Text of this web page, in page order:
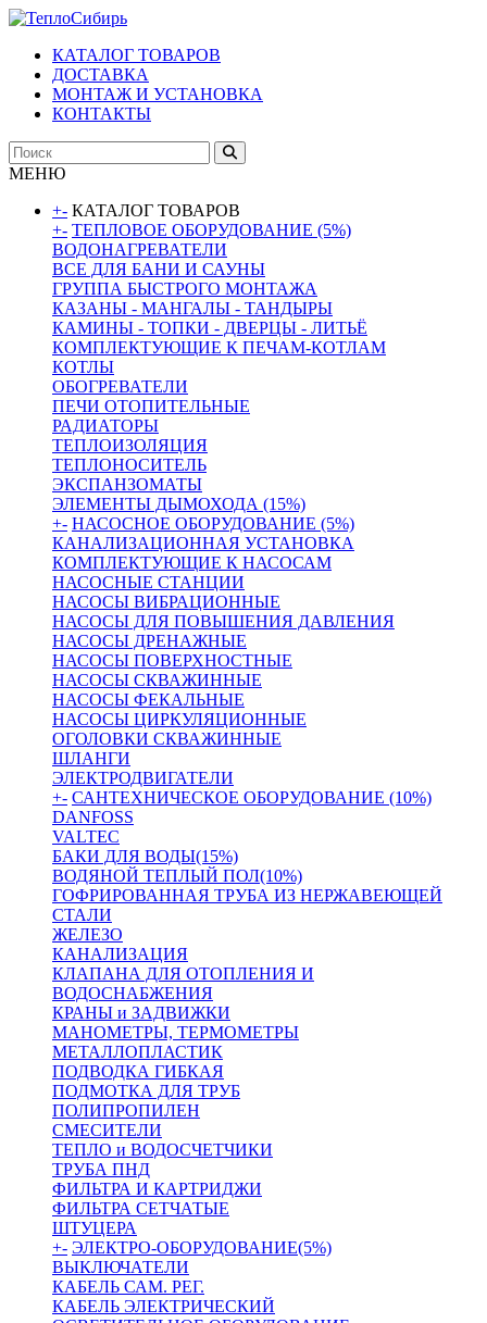
КАТАЛОГ ТОВАРОВ
ДОСТАВКА
МОНТАЖ И УСТАНОВКА
КОНТАКТЫ
МЕНЮ
+- КАТАЛОГ ТОВАРОВ
+- ТЕПЛОВОЕ ОБОРУДОВАНИЕ (5%)
ВОДОНАГРЕВАТЕЛИ
ВСЕ ДЛЯ БАНИ И САУНЫ
ГРУППА БЫСТРОГО МОНТАЖА
КАЗАНЫ - МАНГАЛЫ - ТАНДЫРЫ
КАМИНЫ - ТОПКИ - ДВЕРЦЫ - ЛИТЬЁ
КОМПЛЕКТУЮЩИЕ К ПЕЧАМ-КОТЛАМ
КОТЛЫ
ОБОГРЕВАТЕЛИ
ПЕЧИ ОТОПИТЕЛЬНЫЕ
РАДИАТОРЫ
ТЕПЛОИЗОЛЯЦИЯ
ТЕПЛОНОСИТЕЛЬ
ЭКСПАНЗОМАТЫ
ЭЛЕМЕНТЫ ДЫМОХОДА (15%)
+- НАСОСНОЕ ОБОРУДОВАНИЕ (5%)
КАНАЛИЗАЦИОННАЯ УСТАНОВКА
КОМПЛЕКТУЮЩИЕ К НАСОСАМ
НАСОСНЫЕ СТАНЦИИ
НАСОСЫ ВИБРАЦИОННЫЕ
НАСОСЫ ДЛЯ ПОВЫШЕНИЯ ДАВЛЕНИЯ
НАСОСЫ ДРЕНАЖНЫЕ
НАСОСЫ ПОВЕРХНОСТНЫЕ
НАСОСЫ СКВАЖИННЫЕ
НАСОСЫ ФЕКАЛЬНЫЕ
НАСОСЫ ЦИРКУЛЯЦИОННЫЕ
ОГОЛОВКИ СКВАЖИННЫЕ
ШЛАНГИ
ЭЛЕКТРОДВИГАТЕЛИ
+- САНТЕХНИЧЕСКОЕ ОБОРУДОВАНИЕ (10%)
DANFOSS
VALTEC
БАКИ ДЛЯ ВОДЫ(15%)
ВОДЯНОЙ ТЕПЛЫЙ ПОЛ(10%)
ГОФРИРОВАННАЯ ТРУБА ИЗ НЕРЖАВЕЮЩЕЙ
СТАЛИ
ЖЕЛЕЗО
КАНАЛИЗАЦИЯ
КЛАПАНА ДЛЯ ОТОПЛЕНИЯ И
ВОДОСНАБЖЕНИЯ
КРАНЫ и ЗАДВИЖКИ
МАНОМЕТРЫ, ТЕРМОМЕТРЫ
МЕТАЛЛОПЛАСТИК
ПОДВОДКА ГИБКАЯ
ПОДМОТКА ДЛЯ ТРУБ
ПОЛИПРОПИЛЕН
СМЕСИТЕЛИ
ТЕПЛО и ВОДОСЧЕТЧИКИ
ТРУБА ПНД
ФИЛЬТРА И КАРТРИДЖИ
ФИЛЬТРА СЕТЧАТЫЕ
ШТУЦЕРА
+- ЭЛЕКТРО-ОБОРУДОВАНИЕ(5%)
ВЫКЛЮЧАТЕЛИ
КАБЕЛЬ САМ. РЕГ.
КАБЕЛЬ ЭЛЕКТРИЧЕСКИЙ